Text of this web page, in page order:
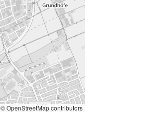
© OpenStreetMap contributors